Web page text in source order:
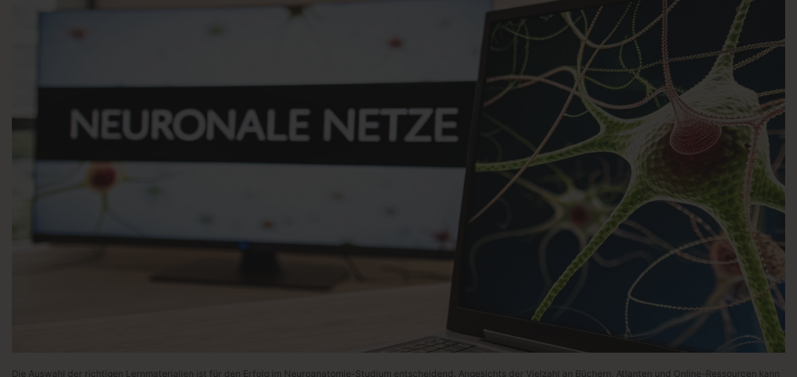
Die Auswahl der richtigen Lernmaterialien ist für den Erfolg im Neuroanatomie-Studium entscheidend. Angesichts der Vielzahl an Büchern, Atlanten und Online-Ressourcen kann